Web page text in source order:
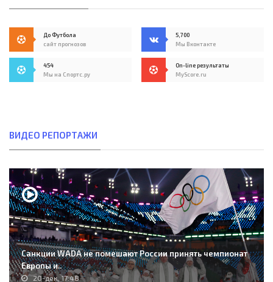
До Футбола
сайт прогнозов
5,700
Мы Вконтакте
454
Мы на Спортс.ру
On-line результаты
MyScore.ru
ВИДЕО РЕПОРТАЖИ
Санкции WADA не помешают России принять чемпионат
Европы и..
20-дек, 17:48